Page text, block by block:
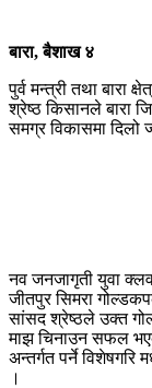
बारा, बैशाख ४
पुर्व मन्त्री तथा बारा
श्रेष्ठ किसानले बारा
समग्र विकासमा दिलो
नव जनजागृती युवा
जीतपुर सिमरा
सांसद श्रेष्ठले उक्त
माझ चिनाउन सफल
अन्तर्गत पर्ने
।